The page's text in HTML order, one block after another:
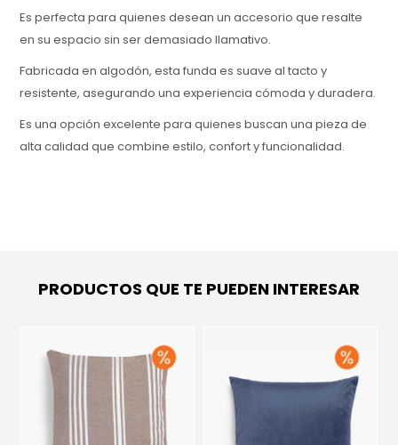
Es perfecta para quienes desean un accesorio que resalte
en su espacio sin ser demasiado llamativo.
Fabricada en algodón, esta funda es suave al tacto y
resistente, asegurando una experiencia cómoda y duradera.
Es una opción excelente para quienes buscan una pieza de
alta calidad que combine estilo, confort y funcionalidad.
PRODUCTOS QUE TE PUEDEN INTERESAR